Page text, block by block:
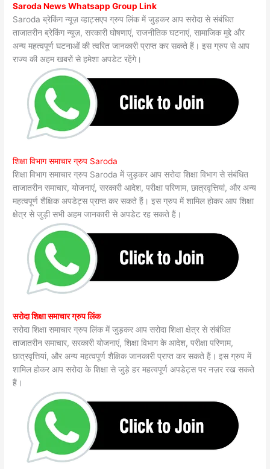
Saroda News Whatsapp Group Link
Saroda ब्रेकिंग न्यूज़ व्हाट्सएप ग्रुप लिंक में जुड़कर आप सरोदा से संबंधित
ताजातरीन ब्रेकिंग न्यूज़, सरकारी घोषणाएं, राजनीतिक घटनाएं, सामाजिक मुद्दे और
अन्य महत्वपूर्ण घटनाओं की त्वरित जानकारी प्राप्त कर सकते हैं। इस ग्रुप से आप
राज्य की अहम खबरों से हमेशा अपडेट रहेंगे।
शिक्षा विभाग समाचार ग्रुप Saroda
शिक्षा विभाग समाचार ग्रुप Saroda में जुड़कर आप सरोदा शिक्षा विभाग से संबंधित
ताजातरीन समाचार, योजनाएं, सरकारी आदेश, परीक्षा परिणाम, छात्रवृत्तियां, और अन्य
महत्वपूर्ण शैक्षिक अपडेट्स प्राप्त कर सकते हैं। इस ग्रुप में शामिल होकर आप शिक्षा
क्षेत्र से जुड़ी सभी अहम जानकारी से अपडेट रह सकते हैं।
सरोदा शिक्षा समाचार ग्रुप लिंक
सरोदा शिक्षा समाचार ग्रुप लिंक में जुड़कर आप सरोदा शिक्षा क्षेत्र से संबंधित
ताजातरीन समाचार, सरकारी योजनाएं, शिक्षा विभाग के आदेश, परीक्षा परिणाम,
छात्रवृत्तियां, और अन्य महत्वपूर्ण शैक्षिक जानकारी प्राप्त कर सकते हैं। इस ग्रुप में
शामिल होकर आप सरोदा के शिक्षा से जुड़े हर महत्वपूर्ण अपडेट्स पर नज़र रख सकते
हैं।